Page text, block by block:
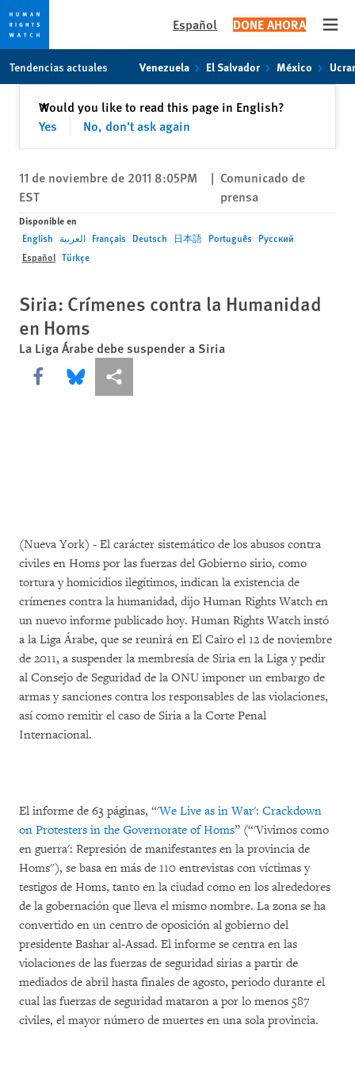
content
Español DONE AHORA
Tendencias actuales Venezuela El Salvador México
Would you like to read this page in English?
Yes
No, don't ask again
✕Cerrar
11 de noviembre de 2011 8:05PM
EST
| Comunicado de
prensa
Disponible en
English العربية Français Deutsch 日本語 Português Русский
Español Türkçe
Siria: Crímenes contra la Humanidad
en Homs
La Liga Árabe debe suspender a Siria
Share this via Facebook
Share this via Bluesky
Share this via Compartir
(Nueva York) - El carácter sistemático de los abusos contra
civiles en Homs por las fuerzas del Gobierno sirio, como
tortura y homicidios ilegítimos, indican la existencia de
crímenes contra la humanidad, dijo Human Rights Watch en
un nuevo informe publicado hoy. Human Rights Watch instó
a la Liga Árabe, que se reunirá en El Cairo el 12 de noviembre
de 2011, a suspender la membresía de Siria en la Liga y pedir
al Consejo de Seguridad de la ONU imponer un embargo de
armas y sanciones contra los responsables de las violaciones,
así como remitir el caso de Siria a la Corte Penal
Internacional.
El informe de 63 páginas, “'We Live as in War': Crackdown
on Protesters in the Governorate of Homs” (“'Vivimos como
en guerra': Represión de manifestantes en la provincia de
Homs"), se basa en más de 110 entrevistas con víctimas y
testigos de Homs, tanto en la ciudad como en los alrededores
de la gobernación que lleva el mismo nombre. La zona se ha
convertido en un centro de oposición al gobierno del
presidente Bashar al-Assad. El informe se centra en las
violaciones de las fuerzas de seguridad sirias a partir de
mediados de abril hasta finales de agosto, periodo durante el
cual las fuerzas de seguridad mataron a por lo menos 587
civiles, el mayor número de muertes en una sola provincia.